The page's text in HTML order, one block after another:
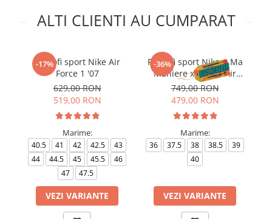
ALTI CLIENTI AU CUMPARAT
-17%
Pantofi sport Nike Air
Force 1 '07
629,00 RON
519,00 RON
Marime:
40.5 41 42 42.5
43
44
44.5 45 45.5
46
47
47.5
VEZI VARIANTE
-36%
Pantofi sport Nike A Ma
Maniere x Wmns Air
Force 1 Low 07
749,00 RON
479,00 RON
Marime:
36 37.5 38 38.5
39
40
VEZI VARIANTE